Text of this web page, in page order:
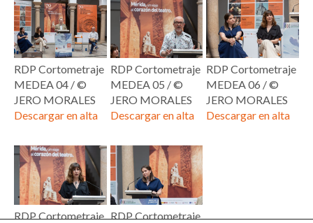
RDP Cortometraje
MEDEA 04 / ©
JERO MORALES
Descargar en alta
RDP Cortometraje
MEDEA 05 / ©
JERO MORALES
Descargar en alta
RDP Cortometraje
MEDEA 06 / ©
JERO MORALES
Descargar en alta
RDP Cortometraje RDP Cortometraje